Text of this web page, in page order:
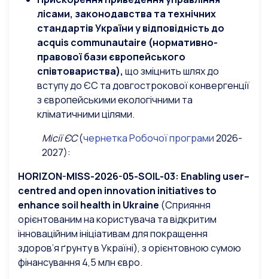
лісами, законодавства та технічних
стандартів України у відповідність до
acquis communautaire (нормативно-
правової бази європейського
співтовариства), що зміцнить шлях до
вступу до ЄС та довгострокової конвергенції
з європейськими екологічними та
кліматичними цілями.
Місії ЄС(чернетка Робочої програми2026-
2027):
HORIZON-MISS-2026-05-SOIL-03: Enabling user–
centred and open innovation initiativesto
enhancesoil health in Ukraine (Сприяння
орієнтованим на користувача та відкритим
інноваційним ініціативам для покращення
здоров’я ґрунту в Україні), з орієнтовною сумою
фінансування 4,5 млн євро.